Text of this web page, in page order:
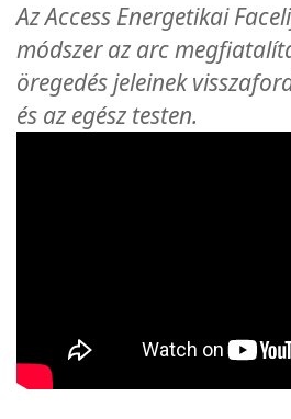
Hírek
KAPCSOLAT
Az Access Energetikai
módszer az arc
öregedés jeleinek
és az egész testen.